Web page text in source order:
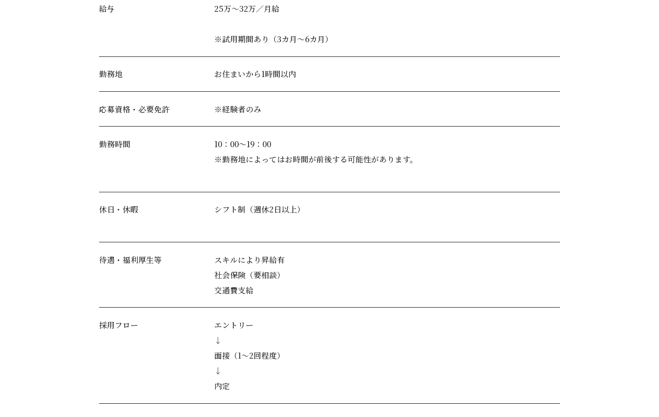
給与 25万～32万／月給
※試用期間あり（3カ月～6カ月）
勤務地 お住まいから1時間以内
応募資格・必要免許 ※経験者のみ
勤務時間
10：00～19：00
※勤務地によってはお時間が前後する可能性があります。
休日・休暇 シフト制（週休2日以上）
待遇・福利厚生等
スキルにより昇給有
社会保険（要相談）
交通費支給
採用フロー
エントリー
↓
面接（1～2回程度）
↓
内定